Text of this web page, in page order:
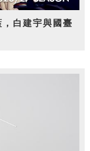
白建宇與國臺